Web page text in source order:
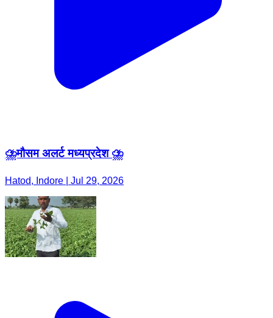
⛈️मौसम अलर्ट मध्यप्रदेश ⛈️
Hatod, Indore | Jul 29, 2026